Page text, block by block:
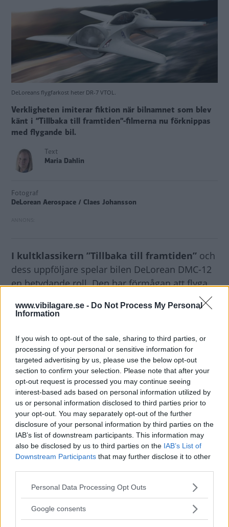
www.vibilagare.se - Do Not Process My Personal
Information
If you wish to opt-out of the sale, sharing to third parties, or
processing of your personal or sensitive information for
targeted advertising by us, please use the below opt-out
section to confirm your selection. Please note that after your
opt-out request is processed you may continue seeing
interest-based ads based on personal information utilized by
us or personal information disclosed to third parties prior to
your opt-out. You may separately opt-out of the further
disclosure of your personal information by third parties on the
IAB’s list of downstream participants. This information may
also be disclosed by us to third parties on the IAB’s List of
Downstream Participants that may further disclose it to other
Please note that this website/app uses one or more Google
not limited to your visit or usage behaviour. You may click to
Personal Data Processing Opt Outs
Google consents
DeLoreans flygfarkost heter DR-7 VTOL.
Verkligheten imiterar fiktion när bilnamnet som blev
känt i ”Tillbaka till framtiden”-filmerna nu förknippas
med flygande bil.
Text
Maria Dahlin
Fotograf
DeLorean Aerospace / Claes Johansson
I kultklassikern ”Tillbaka till framtiden” och
dess uppföljare spelar bilen DeLorean DMC-12
en betydande roll. Den har förmågan att flyga
riktig flygande DeLorean.
Paul DeLoreanär släkting till John DeLorean,
mannen som uppfann DMC-12. Paul har bildat
flygföretaget DeLorean Aerospace som håller
på att färdigställa modellen DR-7. Men det är
inte så mycket bil över skapelsen. Det är en
tvåsitsig VTOL-farkost, vilket betyder att den kan
landa och lyfta vertikalt. Den drivs av el som
sätter fart på två stora turbiner, en fram och en
bak.
två mindre skalmodeller och ska nu ge sig på
en fullstor prototyp som väntas bli 6 meter lång
och 5,6 meter bred med en uppskattad räckvidd